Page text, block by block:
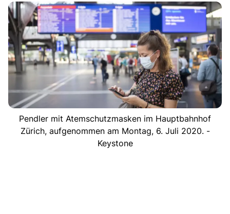
Pendler mit Atemschutzmasken im Hauptbahnhof
Zürich, aufgenommen am Montag, 6. Juli 2020. -
Keystone